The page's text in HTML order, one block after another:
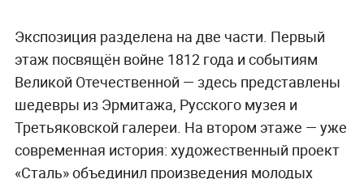
Экспозиция разделена на две части. Первый
этаж посвящён войне 1812 года и событиям
Великой Отечественной — здесь представлены
шедевры из Эрмитажа, Русского музея и
Третьяковской галереи. На втором этаже — уже
современная история: художественный проект
«Сталь» объединил произведения молодых